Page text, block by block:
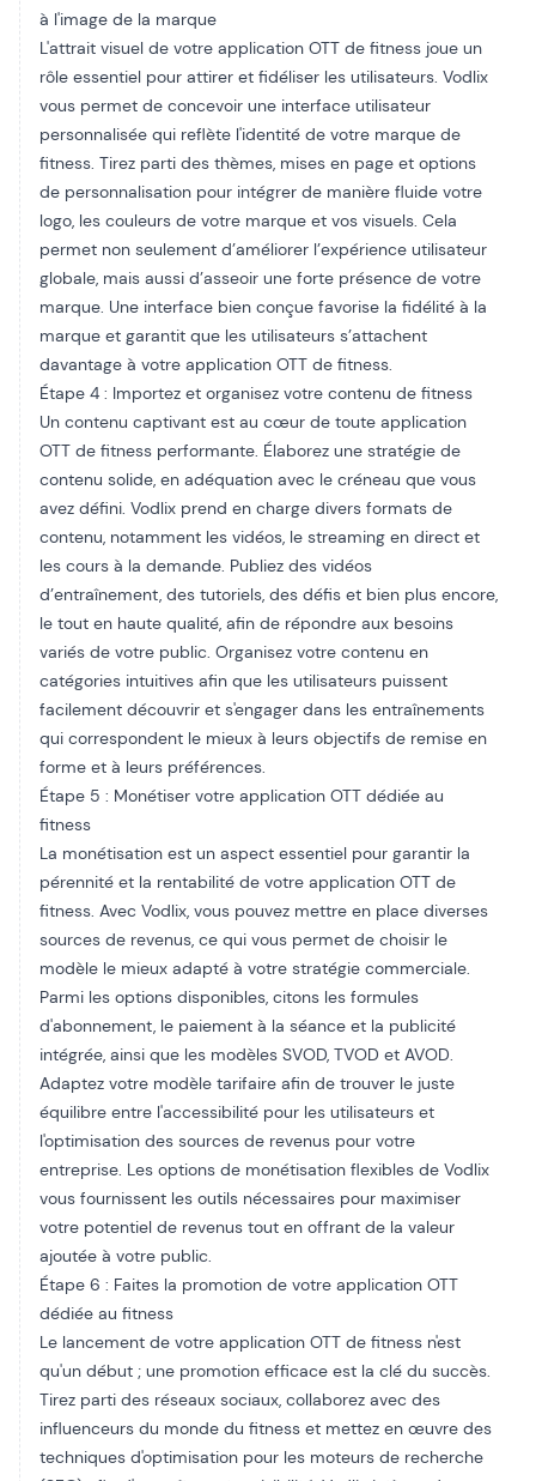
à l'image de la marque
L'attrait visuel de votre application OTT de fitness joue un
rôle essentiel pour attirer et fidéliser les utilisateurs. Vodlix
vous permet de concevoir une interface utilisateur
personnalisée qui reflète l'identité de votre marque de
fitness. Tirez parti des thèmes, mises en page et options
de personnalisation pour intégrer de manière fluide votre
logo, les couleurs de votre marque et vos visuels. Cela
permet non seulement d’améliorer l’expérience utilisateur
globale, mais aussi d’asseoir une forte présence de votre
marque. Une interface bien conçue favorise la fidélité à la
marque et garantit que les utilisateurs s’attachent
davantage à votre application OTT de fitness.
Étape 4 : Importez et organisez votre contenu de fitness
Un contenu captivant est au cœur de toute application
OTT de fitness performante. Élaborez une stratégie de
contenu solide, en adéquation avec le créneau que vous
avez défini. Vodlix prend en charge divers formats de
contenu, notamment les vidéos, le streaming en direct et
les cours à la demande. Publiez des vidéos
d’entraînement, des tutoriels, des défis et bien plus encore,
le tout en haute qualité, afin de répondre aux besoins
variés de votre public. Organisez votre contenu en
catégories intuitives afin que les utilisateurs puissent
facilement découvrir et s'engager dans les entraînements
qui correspondent le mieux à leurs objectifs de remise en
forme et à leurs préférences.
Étape 5 : Monétiser votre application OTT dédiée au
fitness
La monétisation est un aspect essentiel pour garantir la
pérennité et la rentabilité de votre application OTT de
fitness. Avec Vodlix, vous pouvez mettre en place diverses
sources de revenus, ce qui vous permet de choisir le
modèle le mieux adapté à votre stratégie commerciale.
Parmi les options disponibles, citons les formules
d'abonnement, le paiement à la séance et la publicité
intégrée, ainsi que les modèles SVOD, TVOD et AVOD.
Adaptez votre modèle tarifaire afin de trouver le juste
équilibre entre l'accessibilité pour les utilisateurs et
l'optimisation des sources de revenus pour votre
entreprise. Les options de monétisation flexibles de Vodlix
vous fournissent les outils nécessaires pour maximiser
votre potentiel de revenus tout en offrant de la valeur
ajoutée à votre public.
Étape 6 : Faites la promotion de votre application OTT
dédiée au fitness
Le lancement de votre application OTT de fitness n'est
qu'un début ; une promotion efficace est la clé du succès.
Tirez parti des réseaux sociaux, collaborez avec des
influenceurs du monde du fitness et mettez en œuvre des
techniques d'optimisation pour les moteurs de recherche